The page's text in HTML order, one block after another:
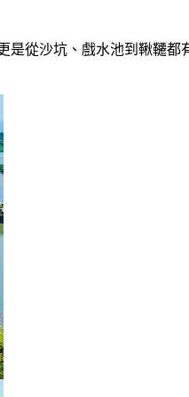
從沙坑、戲水池到鞦韆